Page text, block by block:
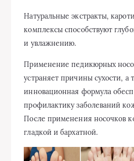
Натуральные экстракты,
комплексы способствуют
и увлажнению.
Применение педикюрных
устраняет причины сухости, а
инновационная формула
профилактику заболеваний
После применения носочков
гладкой и бархатной.